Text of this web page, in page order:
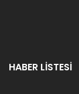
HABER LİSTESİ